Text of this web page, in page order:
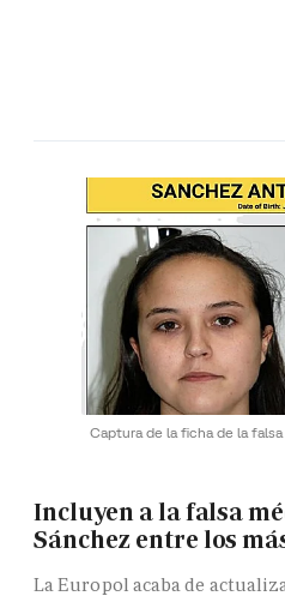
Captura de la ficha de la
Incluyen a la falsa
Sánchez entre los
La Europol acaba de